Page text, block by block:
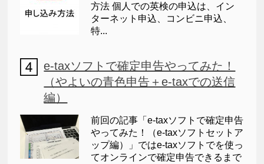
方法 個人での英検の申込は、イン
ターネット申込、コンビニ申込、
特...
e-taxソフトで確定申告やってみた！
（やよいの青色申告＋e-taxでの送信
編）
前回の記事「e-taxソフトで確定申告
やってみた！（e-taxソフトセットア
ップ編）」ではe-taxソフトでを使っ
てオンラインで確定申告できるまで